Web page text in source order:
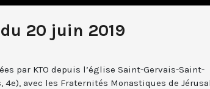
20 juin 2019
par KTO depuis l’église Saint-Gervais-Saint-
4e), avec les Fraternités Monastiques de